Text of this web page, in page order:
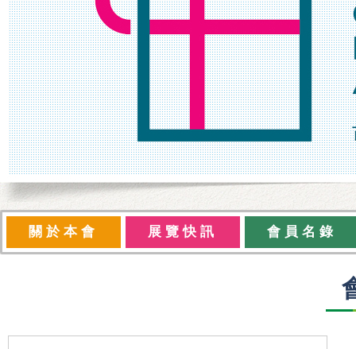
關於本會 展覽快訊 會員名錄